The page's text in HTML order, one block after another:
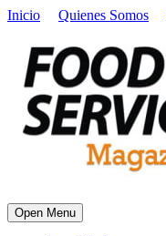
Inicio Quienes Somos
Open Menu